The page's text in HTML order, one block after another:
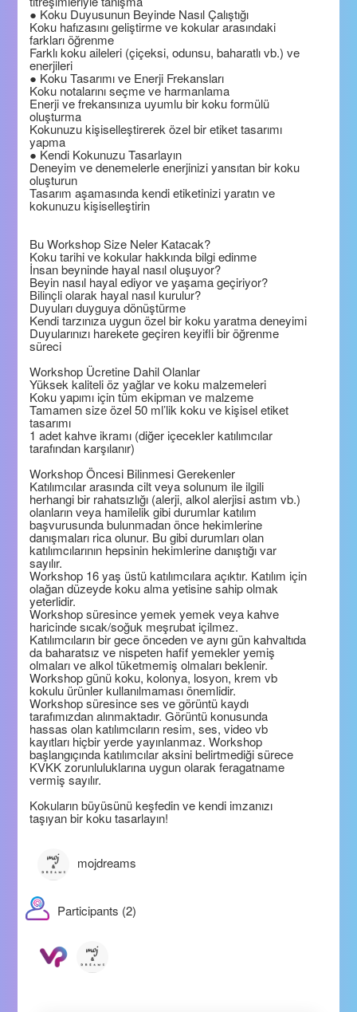
● Koku Duyusunun Beyinde Nasıl Çalıştığı
Koku hafızasını geliştirme ve kokular arasındaki
farkları öğrenme
Farklı koku aileleri (çiçeksi, odunsu, baharatlı vb.) ve
enerjileri
● Koku Tasarımı ve Enerji Frekansları
Koku notalarını seçme ve harmanlama
Enerji ve frekansınıza uyumlu bir koku formülü
oluşturma
Kokunuzu kişiselleştirerek özel bir etiket tasarımı
yapma
● Kendi Kokunuzu Tasarlayın
Deneyim ve denemelerle enerjinizi yansıtan bir koku
oluşturun
Tasarım aşamasında kendi etiketinizi yaratın ve
kokunuzu kişiselleştirin
Bu Workshop Size Neler Katacak?
Koku tarihi ve kokular hakkında bilgi edinme
İnsan beyninde hayal nasıl oluşuyor?
Beyin nasıl hayal ediyor ve yaşama geçiriyor?
Bilinçli olarak hayal nasıl kurulur?
Duyuları duyguya dönüştürme
Kendi tarzınıza uygun özel bir koku yaratma deneyimi
Duyularınızı harekete geçiren keyifli bir öğrenme
süreci
Workshop Ücretine Dahil Olanlar
Yüksek kaliteli öz yağlar ve koku malzemeleri
Koku yapımı için tüm ekipman ve malzeme
Tamamen size özel 50 ml’lik koku ve kişisel etiket
tasarımı
1 adet kahve ikramı (diğer içecekler katılımcılar
tarafından karşılanır)
Workshop Öncesi Bilinmesi Gerekenler
Katılımcılar arasında cilt veya solunum ile ilgili
herhangi bir rahatsızlığı (alerji, alkol alerjisi astım vb.)
olanların veya hamilelik gibi durumlar katılım
başvurusunda bulunmadan önce hekimlerine
danışmaları rica olunur. Bu gibi durumları olan
katılımcılarının hepsinin hekimlerine danıştığı var
sayılır.
Workshop 16 yaş üstü katılımcılara açıktır. Katılım için
olağan düzeyde koku alma yetisine sahip olmak
yeterlidir.
Workshop süresince yemek yemek veya kahve
haricinde sıcak/soğuk meşrubat içilmez.
Katılımcıların bir gece önceden ve aynı gün kahvaltıda
da baharatsız ve nispeten hafif yemekler yemiş
olmaları ve alkol tüketmemiş olmaları beklenir.
Workshop günü koku, kolonya, losyon, krem vb
kokulu ürünler kullanılmaması önemlidir.
Workshop süresince ses ve görüntü kaydı
tarafımızdan alınmaktadır. Görüntü konusunda
hassas olan katılımcıların resim, ses, video vb
kayıtları hiçbir yerde yayınlanmaz. Workshop
başlangıçında katılımcılar aksini belirtmediği sürece
KVKK zorunluluklarına uygun olarak feragatname
vermiş sayılır.
Kokuların büyüsünü keşfedin ve kendi imzanızı
taşıyan bir koku tasarlayın!
mojdreams
Participants (2)